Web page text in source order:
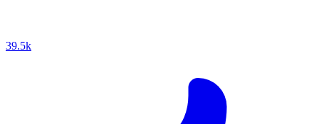
39.5k